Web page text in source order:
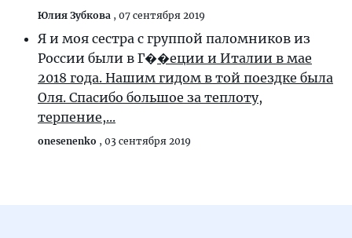
Юлия Зубкова , 07 сентября 2019
Я и моя сестра с группой паломников из
России были в Г��еции и Италии в мае
2018 года. Нашим гидом в той поездке была
Оля. Спасибо большое за теплоту,
терпение,...
onesenenko , 03 сентября 2019